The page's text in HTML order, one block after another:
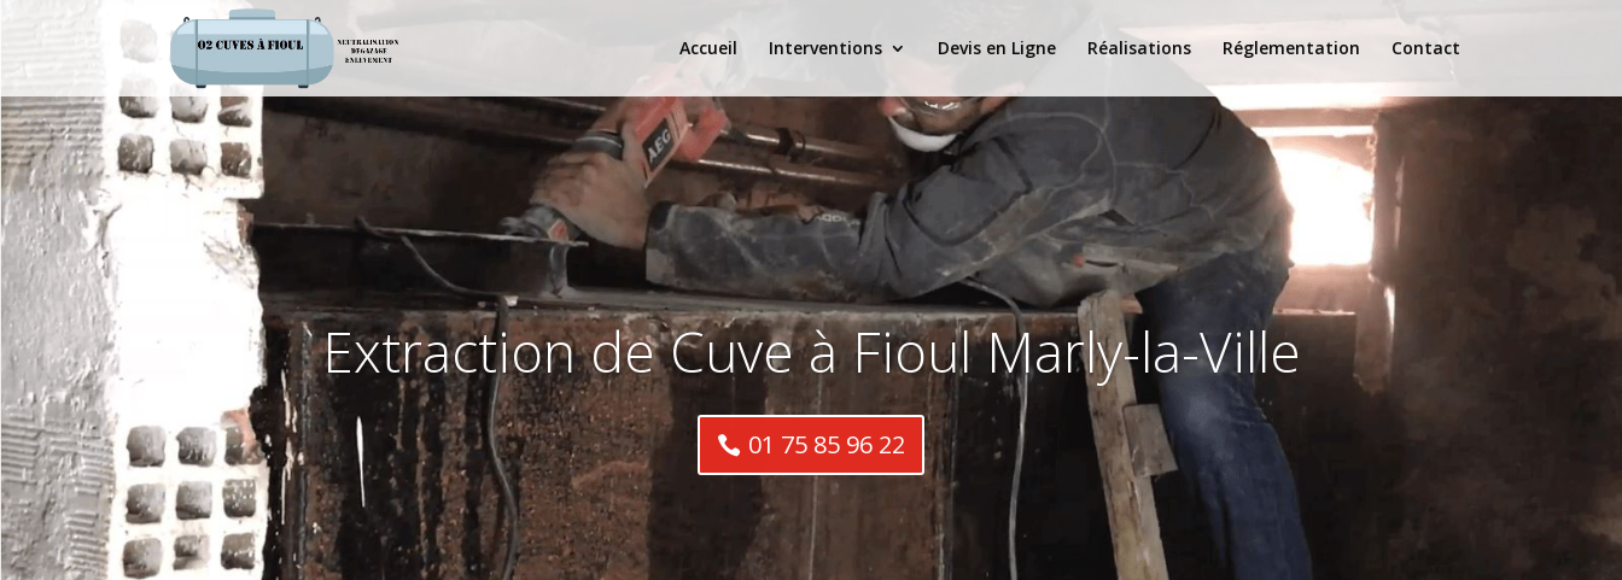
Accueil Interventions Devis en Ligne Réalisations Réglementation Contact
Extraction de Cuve à Fioul Marly-la-Ville
01 75 85 96 22